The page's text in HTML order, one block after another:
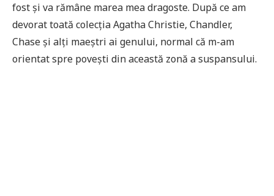
fost și va rămâne marea mea dragoste. După ce am
devorat toată colecția Agatha Christie, Chandler,
Chase și alți maeștri ai genului, normal că m-am
orientat spre povești din această zonă a suspansului.